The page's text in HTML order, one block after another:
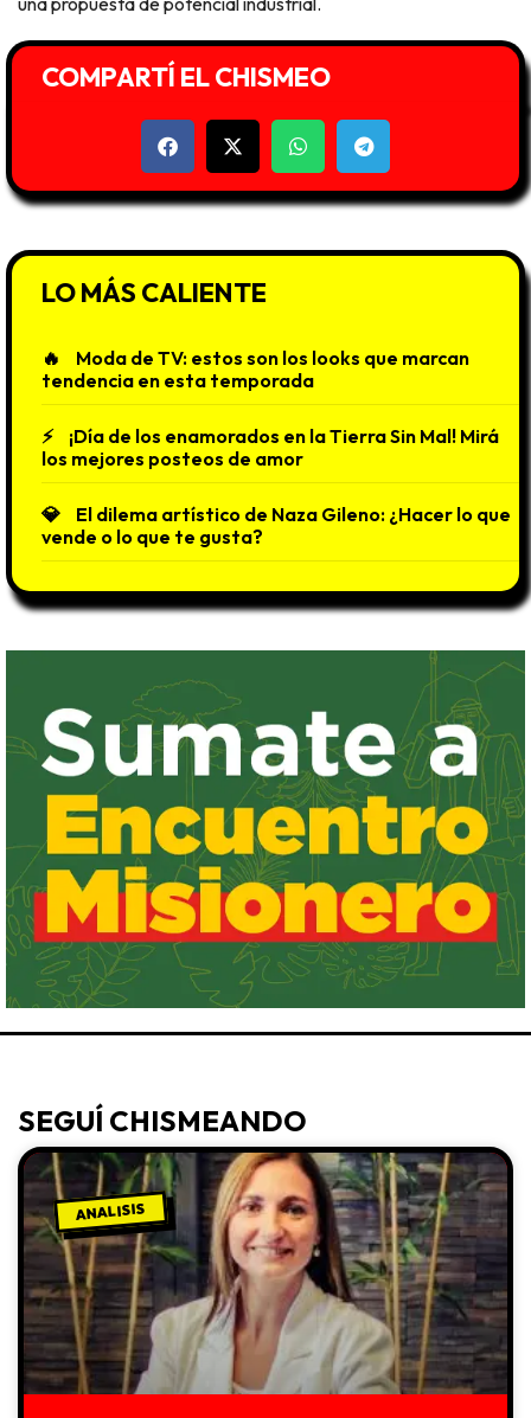
COMPARTÍ EL CHISMEO
LO MÁS CALIENTE
Moda de TV: estos son los looks que marcan
tendencia en esta temporada
¡Día de los enamorados en la Tierra Sin Mal! Mirá
los mejores posteos de amor
El dilema artístico de Naza Gileno: ¿Hacer lo que
vende o lo que te gusta?
SEGUÍ CHISMEANDO
ANALISIS